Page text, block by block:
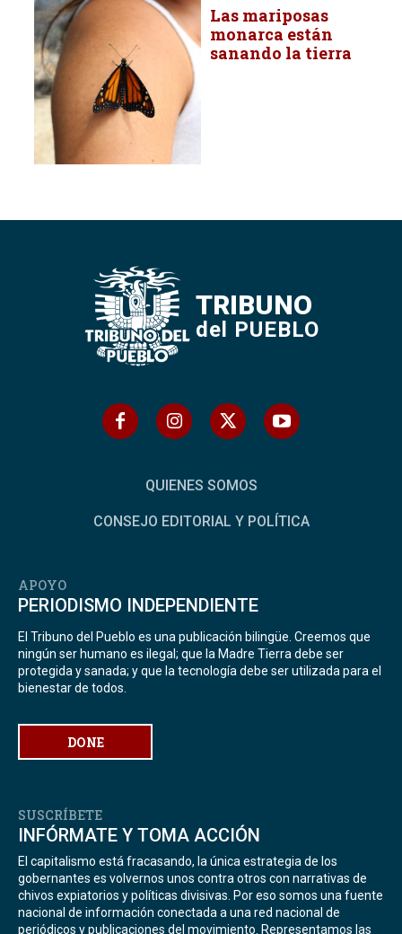
Las mariposas
monarca están
sanando la tierra
TRIBUNO
del PUEBLO
QUIENES SOMOS
CONSEJO EDITORIAL Y POLÍTICA
APOYO
PERIODISMO INDEPENDIENTE
El Tribuno del Pueblo es una publicación bilingüe. Creemos que
ningún ser humano es ilegal; que la Madre Tierra debe ser
protegida y sanada; y que la tecnología debe ser utilizada para el
bienestar de todos.
DONE
SUSCRÍBETE
INFÓRMATE Y TOMA ACCIÓN
El capitalismo está fracasando, la única estrategia de los
gobernantes es volvernos unos contra otros con narrativas de
chivos expiatorios y políticas divisivas. Por eso somos una fuente
nacional de información conectada a una red nacional de
periódicos y publicaciones del movimiento. Representamos las